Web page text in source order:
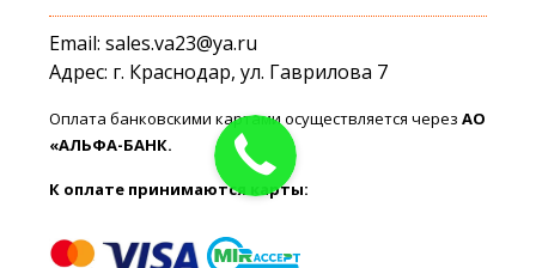
Email: sales.va23@ya.ru
Адрес: г. Краснодар, ул. Гаврилова 7
Оплата банковскими картами осуществляется черезАО
«АЛЬФА-БАНК.
К оплате принимаются карты: